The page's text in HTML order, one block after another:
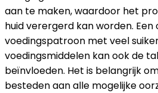
aan te maken, waardoor het
huid verergerd kan worden. Een
voedingspatroon met veel
voedingsmiddelen kan ook de
beïnvloeden. Het is belangrijk
besteden aan alle mogelijke